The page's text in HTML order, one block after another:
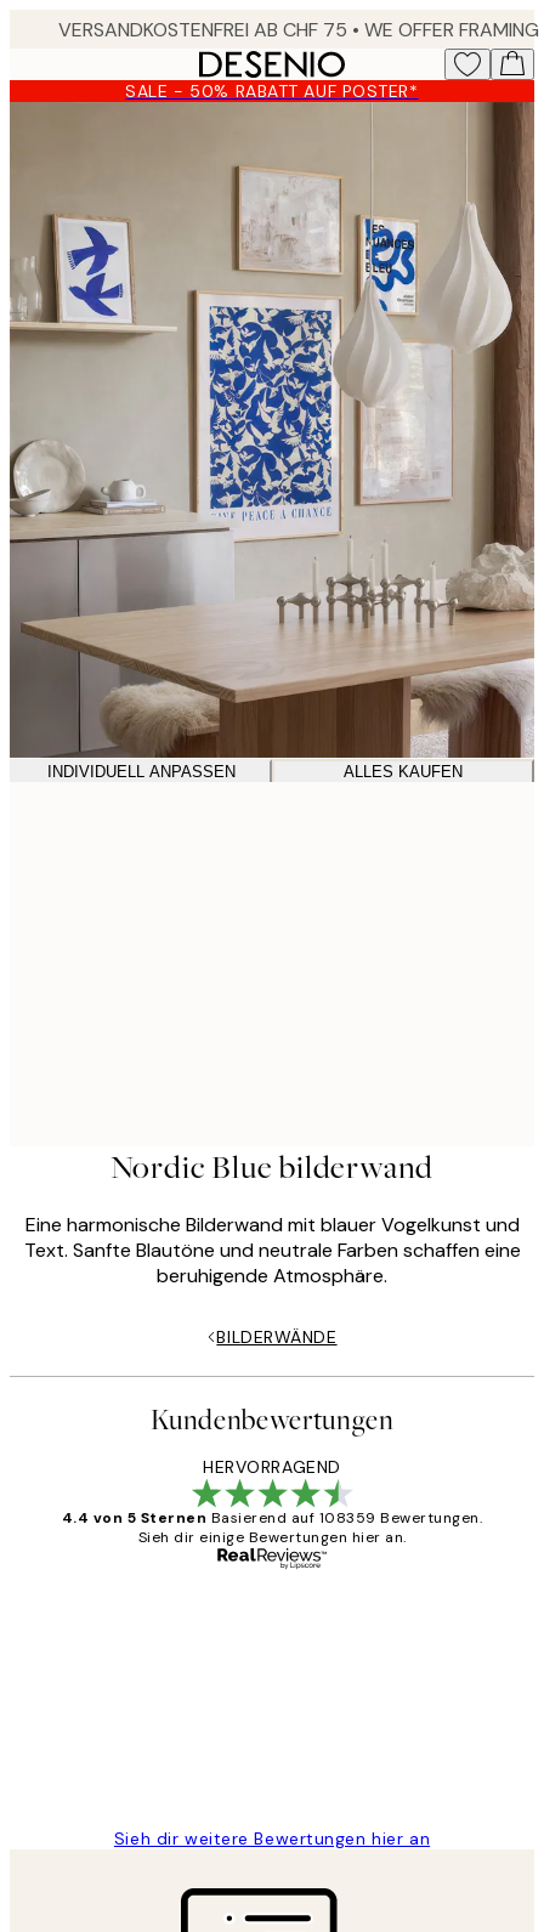
content.
SALE - 50% RABATT AUF POSTER*
INDIVIDUELL ANPASSEN ALLES KAUFEN
Nordic Blue bilderwand
Eine harmonische Bilderwand mit blauer Vogelkunst und
Text. Sanfte Blautöne und neutrale Farben schaffen eine
beruhigende Atmosphäre.
BILDERWÄNDE
Kundenbewertungen
HERVORRAGEND
4.4 von 5 Sternen Basierend auf 108359 Bewertungen.
Sieh dir einige Bewertungen hier an.
Sieh dir weitere Bewertungen hier an